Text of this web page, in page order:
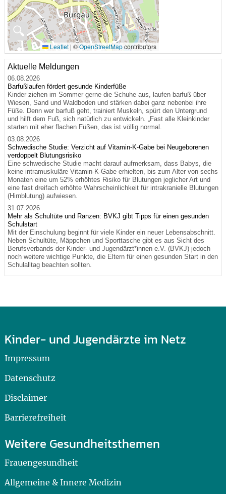
🔍
Leaflet | ©OpenStreetMapcontributors
Aktuelle Meldungen
06.08.2026
Barfußlaufen fördert gesunde Kinderfüße
Kinder ziehen im Sommer gerne die Schuhe aus, laufen barfuß über
Wiesen, Sand und Waldboden und stärken dabei ganz nebenbei ihre
Füße. Denn wer barfuß geht, trainiert Muskeln, spürt den Untergrund
und hilft dem Fuß, sich natürlich zu entwickeln. „Fast alle Kleinkinder
starten mit eher flachen Füßen, das ist völlig normal.
03.08.2026
Schwedische Studie: Verzicht auf Vitamin-K-Gabe bei Neugeborenen
verdoppelt Blutungsrisiko
Eine schwedische Studie macht darauf aufmerksam, dass Babys, die
keine intramuskuläre Vitamin-K-Gabe erhielten, bis zum Alter von sechs
Monaten eine um 52% erhöhtes Risiko für Blutungen jeglicher Art und
eine fast dreifach erhöhte Wahrscheinlichkeit für intrakranielle Blutungen
(Hirnblutung) aufwiesen.
31.07.2026
Mehr als Schultüte und Ranzen: BVKJ gibt Tipps für einen gesunden
Schulstart
Mit der Einschulung beginnt für viele Kinder ein neuer Lebensabschnitt.
Neben Schultüte, Mäppchen und Sporttasche gibt es aus Sicht des
Berufsverbands der Kinder- und Jugendärzt*innen e.V. (BVKJ) jedoch
noch weitere wichtige Punkte, die Eltern für einen gesunden Start in den
Schulalltag beachten sollten.
Kinder- und Jugendärzte im Netz
Impressum
Datenschutz
Disclaimer
Barrierefreiheit
Weitere Gesundheitsthemen
Frauengesundheit
Allgemeine & Innere Medizin